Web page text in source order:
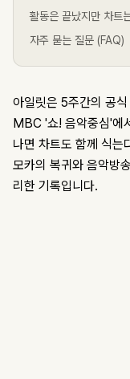
활동은 끝났지만 차트
자주 묻는 질문 (FAQ)
아일릿은 5주간의 공
MBC '쇼! 음악중심'에
나면 차트도 함께 식는
모카의 복귀와 음악방
리한 기록입니다.